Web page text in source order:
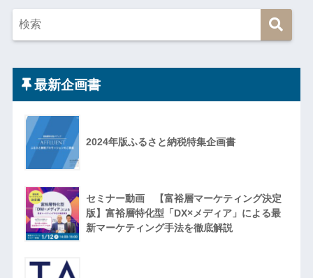
最新企画書
2024年版ふるさと納税特集企画書
セミナー動画 【富裕層マーケティング決定
版】富裕層特化型「DX×メディア」による最
新マーケティング手法を徹底解説